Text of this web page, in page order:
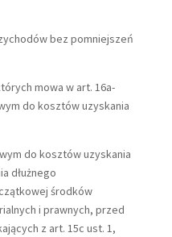
bez pomniejszeń
mowa w art. 16a-
do kosztów uzyskania
do kosztów uzyskania
dłużnego
środków
i prawnych, przed
z art. 15c ust. 1,